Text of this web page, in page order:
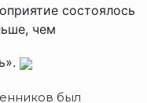
состоялось
чем
был